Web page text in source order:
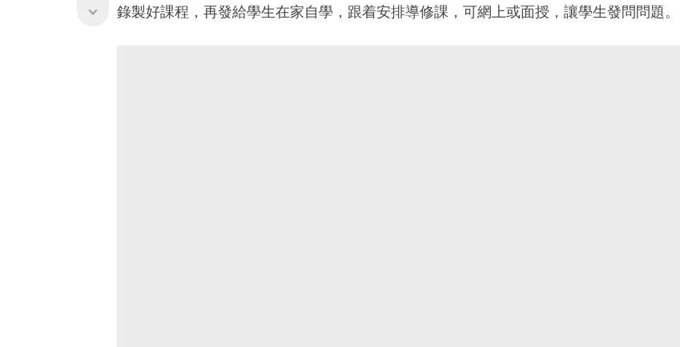
錄製好課程，再發給學生在家自學，跟着安排導修課，可網上或面授，讓學生發問問題。